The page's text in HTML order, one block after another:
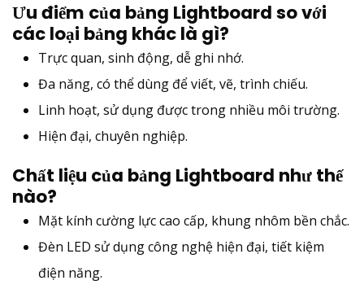
Ưu điểm của bảng Lightboard so với
các loại bảng khác là gì?
Trực quan, sinh động, dễ ghi nhớ.
Đa năng, có thể dùng để viết, vẽ, trình chiếu.
Linh hoạt, sử dụng được trong nhiều môi trường.
Hiện đại, chuyên nghiệp.
Chất liệu của bảng Lightboard như thế
nào?
Mặt kính cường lực cao cấp, khung nhôm bền chắc.
Đèn LED sử dụng công nghệ hiện đại, tiết kiệm
điện năng.